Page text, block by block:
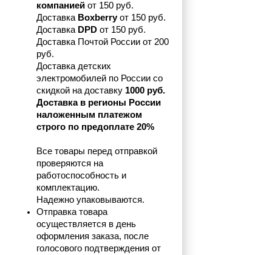
компанией от 150 руб.
Доставка Boxberry от 150 руб.
Доставка DPD от 150 руб.
Доставка Почтой России от 200
руб.
Доставка детских
электромобилей по России со
скидкой на доставку 1000 руб.
Доставка в регионы России
наложенным платежом
строго по предоплате 20%
Все товары перед отправкой
проверяются на
работоспособность и
комплектацию.
Надежно упаковываются.
Отправка товара
осуществляется в день
оформления заказа, после
голосового подтверждения от